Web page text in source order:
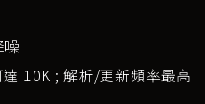
10K ; 解析/更新頻率最高